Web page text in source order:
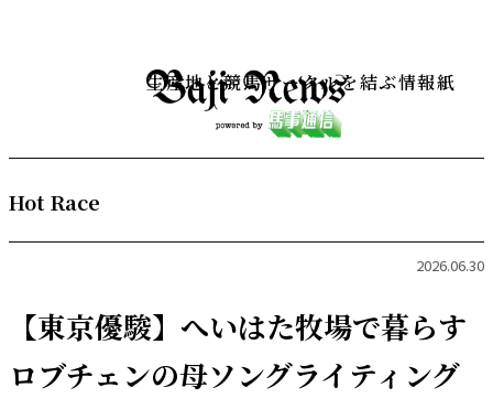
生産地と競馬サークルを結ぶ情報紙
Hot Race
2026.06.30
【東京優駿】へいはた牧場で暮らす
ロブチェンの母ソングライティング